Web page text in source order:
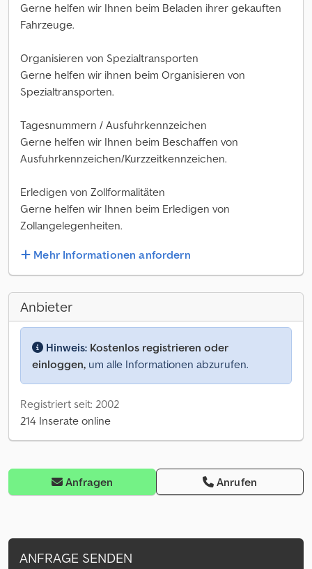
Gerne helfen wir Ihnen beim Beladen ihrer gekauften
Fahrzeuge.
Organisieren von Spezialtransporten
Gerne helfen wir ihnen beim Organisieren von
Spezialtransporten.
Tagesnummern / Ausfuhrkennzeichen
Gerne helfen wir Ihnen beim Beschaffen von
Ausfuhrkennzeichen/Kurzzeitkennzeichen.
Erledigen von Zollformalitäten
Gerne helfen wir Ihnen beim Erledigen von
Zollangelegenheiten.
Mehr Informationen anfordern
Anbieter
Hinweis: Kostenlos registrieren oder
einloggen, um alle Informationen abzurufen.
Registriert seit: 2002
214 Inserate online
Anfragen Anrufen
ANFRAGE SENDEN